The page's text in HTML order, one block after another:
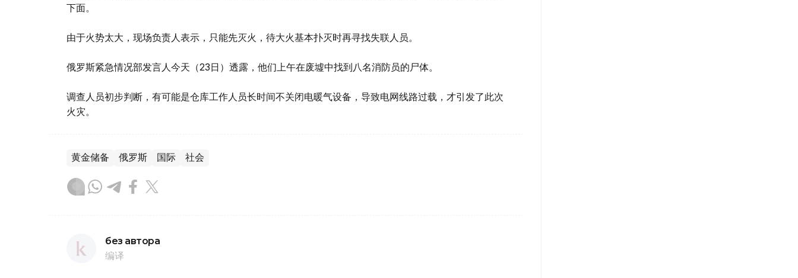
下面。
由于火势太大，现场负责人表示，只能先灭火，待大火基本扑灭时再寻找失联人员。
俄罗斯紧急情况部发言人今天（23日）透露，他们上午在废墟中找到八名消防员的尸体。
调查人员初步判断，有可能是仓库工作人员长时间不关闭电暖气设备，导致电网线路过载，才引发了此次
火灾。
黄金储备 俄罗斯 国际 社会
без автора
编译